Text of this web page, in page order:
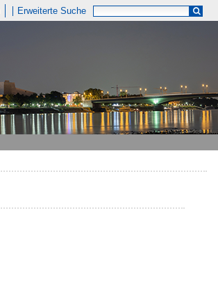
Erweiterte Suche